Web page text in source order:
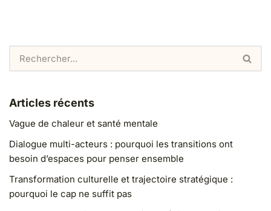
Articles récents
Vague de chaleur et santé mentale
Dialogue multi-acteurs : pourquoi les transitions ont
besoin d’espaces pour penser ensemble
Transformation culturelle et trajectoire stratégique :
pourquoi le cap ne suffit pas